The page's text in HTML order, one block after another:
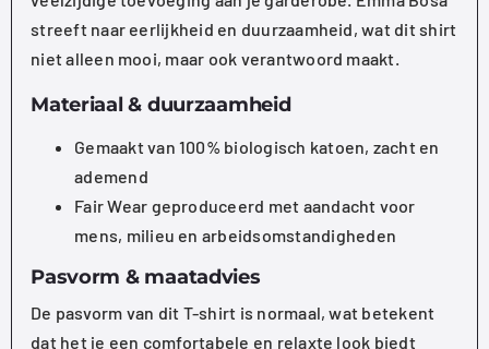
streeft naar eerlijkheid en duurzaamheid, wat dit shirt
niet alleen mooi, maar ook verantwoord maakt.
Materiaal & duurzaamheid
Gemaakt van 100% biologisch katoen, zacht en
ademend
Fair Wear geproduceerd met aandacht voor
mens, milieu en arbeidsomstandigheden
Pasvorm & maatadvies
De pasvorm van dit T-shirt is normaal, wat betekent
dat het je een comfortabele en relaxte look biedt